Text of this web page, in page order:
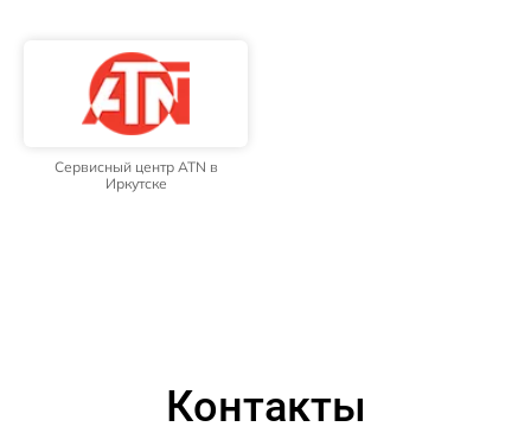
Сервисный центр ATN в
Иркутске
Контакты